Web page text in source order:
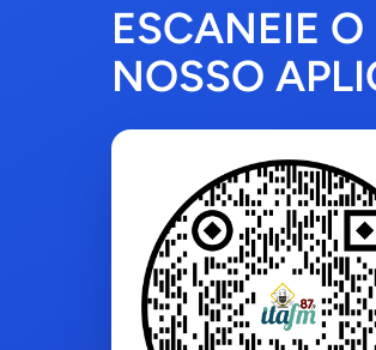
ESCANEIE
NOSSO